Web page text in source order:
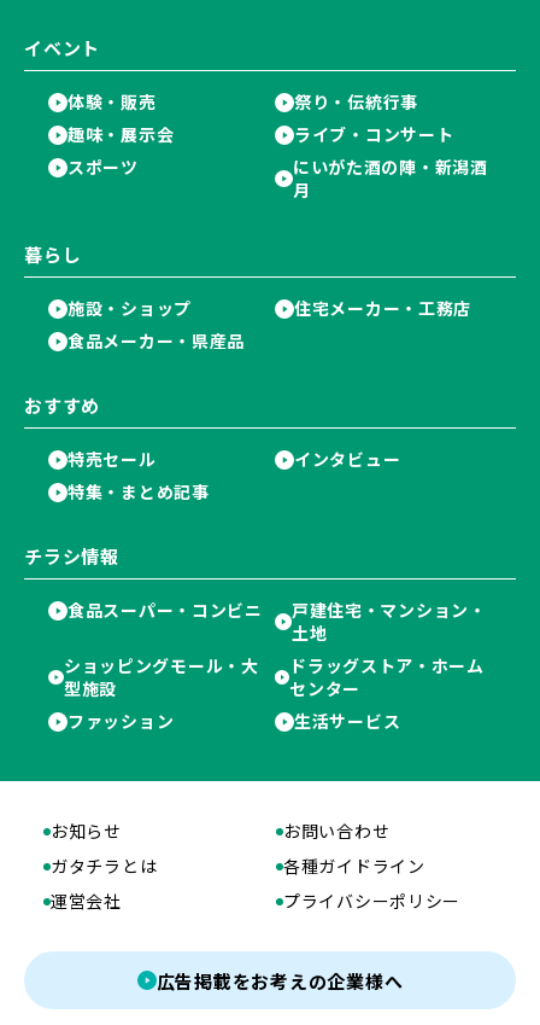
イベント
体験・販売
祭り・伝統行事
趣味・展示会
ライブ・コンサート
スポーツ
にいがた酒の陣・新潟酒
月
暮らし
施設・ショップ
住宅メーカー・工務店
食品メーカー・県産品
おすすめ
特売セール
インタビュー
特集・まとめ記事
チラシ情報
食品スーパー・コンビニ
戸建住宅・マンション・
土地
ショッピングモール・大
型施設
ドラッグストア・ホーム
センター
ファッション
生活サービス
お知らせ
お問い合わせ
ガタチラとは
各種ガイドライン
運営会社
プライバシーポリシー
広告掲載をお考えの企業様へ